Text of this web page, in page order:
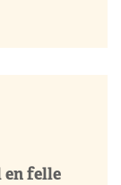
en felle